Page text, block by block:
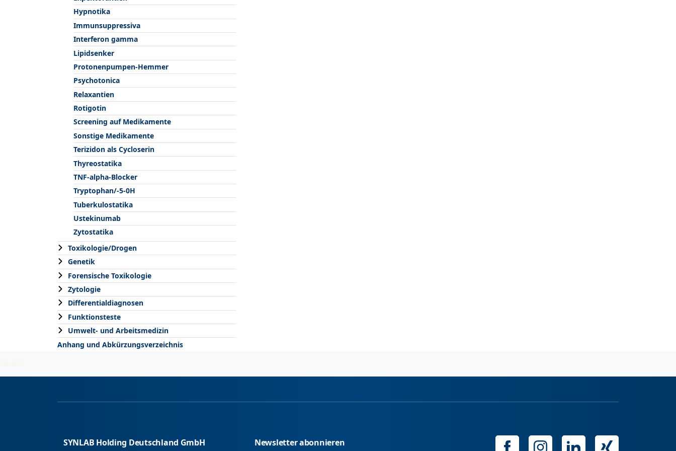
Hypnotika
Immunsuppressiva
Interferon gamma
Lipidsenker
Protonenpumpen-Hemmer
Psychotonica
Relaxantien
Rotigotin
Screening auf Medikamente
Sonstige Medikamente
Terizidon als Cycloserin
Thyreostatika
TNF-alpha-Blocker
Tryptophan/-5-0H
Tuberkulostatika
Ustekinumab
Zytostatika
Toxikologie/Drogen
Genetik
Forensische Toxikologie
Zytologie
Differentialdiagnosen
Funktionsteste
Umwelt- und Arbeitsmedizin
Anhang und Abkürzungsverzeichnis
2026-08-07
SYNLAB Holding Deutschland GmbH Newsletter abonnieren